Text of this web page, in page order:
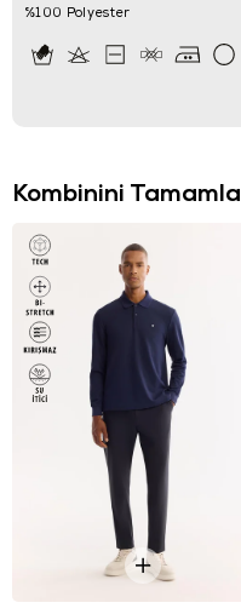
%100 Polyester
Kombinini Tamamla